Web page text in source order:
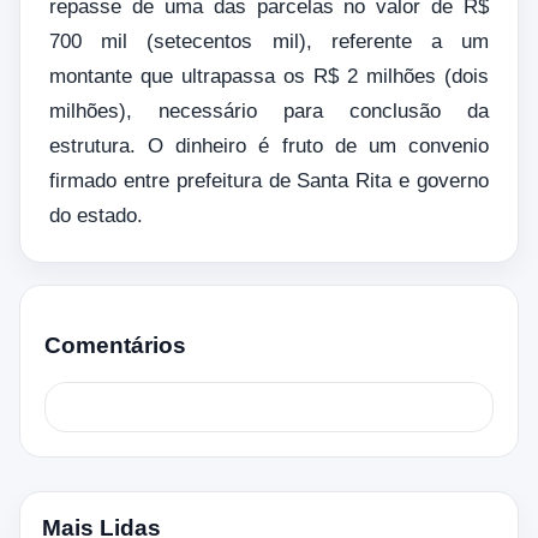
repasse de uma das parcelas no valor de R$
700 mil (setecentos mil), referente a um
montante que ultrapassa os R$ 2 milhões (dois
milhões), necessário para conclusão da
estrutura. O dinheiro é fruto de um convenio
firmado entre prefeitura de Santa Rita e governo
do estado.
Comentários
Mais Lidas